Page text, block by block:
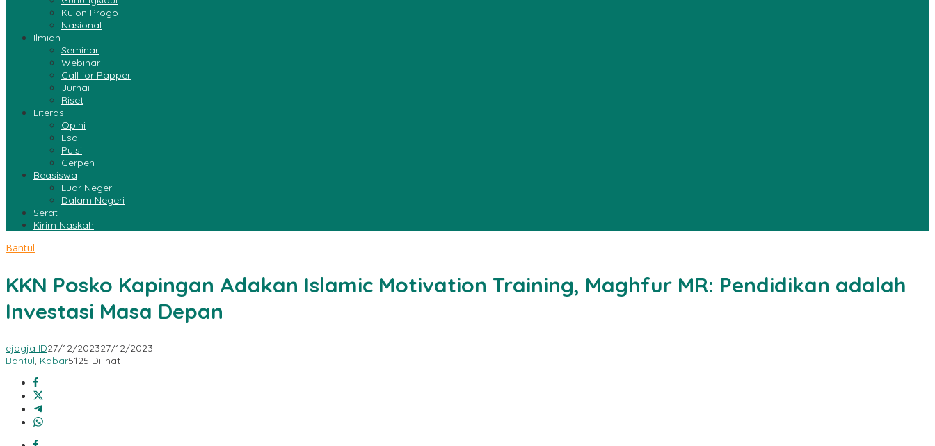
Kulon Progo
Nasional
Ilmiah
Seminar
Webinar
Call for Papper
Jurnai
Riset
Literasi
Opini
Esai
Puisi
Cerpen
Beasiswa
Luar Negeri
Dalam Negeri
Serat
Kirim Naskah
Bantul
KKN Posko Kapingan Adakan Islamic Motivation Training, Maghfur MR: Pendidikan adalah
Investasi Masa Depan
ejogja ID27/12/202327/12/2023
Bantul, Kabar5125 Dilihat